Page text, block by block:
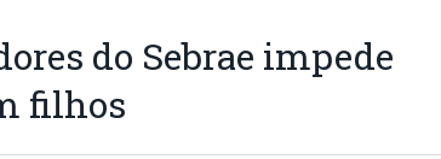
do Sebrae impede
filhos